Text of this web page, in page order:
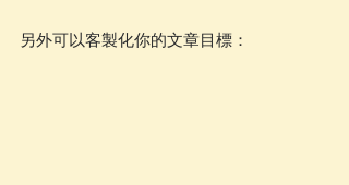
另外可以客製化你的文章目標：